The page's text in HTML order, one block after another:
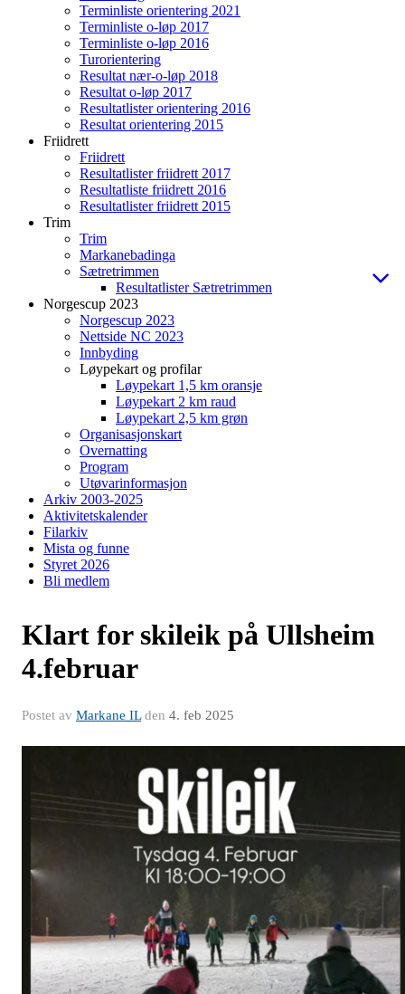
Terminliste orientering 2021
Terminliste o-løp 2017
Terminliste o-løp 2016
Turorientering
Resultat nær-o-løp 2018
Resultat o-løp 2017
Resultatlister orientering 2016
Resultat orientering 2015
Friidrett
Friidrett
Resultatlister friidrett 2017
Resultatliste friidrett 2016
Resultatlister friidrett 2015
Trim
Trim
Markanebadinga
Sætretrimmen
Resultatlister Sætretrimmen
Norgescup 2023
Norgescup 2023
Nettside NC 2023
Innbyding
Løypekart og profilar
Løypekart 1,5 km oransje
Løypekart 2 km raud
Løypekart 2,5 km grøn
Organisasjonskart
Overnatting
Program
Utøvarinformasjon
Arkiv 2003-2025
Aktivitetskalender
Filarkiv
Mista og funne
Styret 2026
Bli medlem
Klart for skileik på Ullsheim
4.februar
Postet av Markane ILden 4. feb 2025